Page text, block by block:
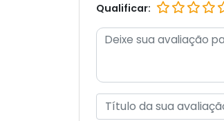
Qualificar: